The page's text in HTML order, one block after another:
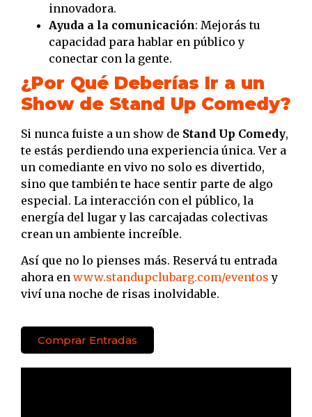
innovadora.
Ayuda a la comunicación: Mejorás tu
capacidad para hablar en público y
conectar con la gente.
¿Por Qué Deberías Ir a un
Show de Stand Up Comedy?
Si nunca fuiste a un show de Stand Up Comedy,
te estás perdiendo una experiencia única. Ver a
un comediante en vivo no solo es divertido,
sino que también te hace sentir parte de algo
especial. La interacción con el público, la
energía del lugar y las carcajadas colectivas
crean un ambiente increíble.
Así que no lo pienses más. Reservá tu entrada
ahora en www.standupclubarg.com/eventos y
viví una noche de risas inolvidable.
Comprar Entradas